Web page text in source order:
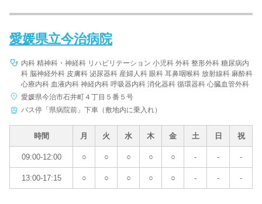
愛媛県立今治病院
内科 精神科・神経科 リハビリテーション 小児科 外科 整形外科 糖尿病内
科 脳神経外科 皮膚科 泌尿器科 産婦人科 眼科 耳鼻咽喉科 放射線科 麻酔科
心療内科 血液内科 神経内科 呼吸器内科 消化器科 循環器科 心臓血管外科
愛媛県今治市石井町４丁目５番５号
バス停「県病院前」下車（敷地内に乗入れ）
時間 月 火 水 木 金 土 日 祝
09:00-12:00 ○ ○ ○ ○ ○ - - -
13:00-17:15 ○ ○ ○ ○ ○ - - -